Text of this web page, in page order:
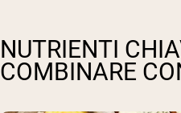
NUTRIENTI
COMBINARE